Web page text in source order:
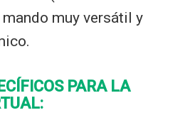
muy versátil y
PARA LA